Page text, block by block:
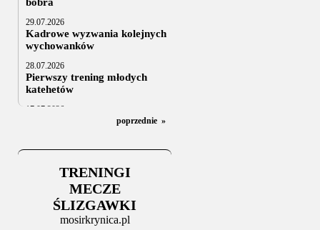
29.07.2026
Kadrowe wyzwania kolejnych
wychowanków
28.07.2026
Pierwszy trening młodych
katehetów
17.07.2026
U20: z kraju i z zagranicy
Za trzy tygodnie na lód
06.07.2025
Stowarzyszenie po Walnym
poprzednie »
TRENINGI
MECZE
ŚLIZGAWKI
mosirkrynica.pl